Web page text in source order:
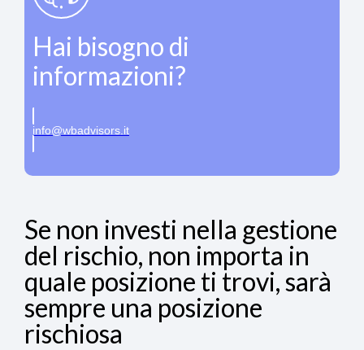
Hai bisogno di
informazioni?
info@wbadvisors.it
Se non investi nella gestione
del rischio, non importa in
quale posizione ti trovi, sarà
sempre una posizione
rischiosa